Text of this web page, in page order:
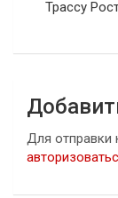
Трассу
Для отправки